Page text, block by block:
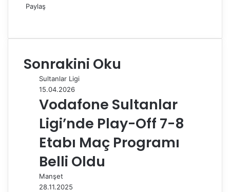
Paylaş
c
b
o
n
e
d
m
r
n
e
r
d
i
t
a
s
A
p
p
l
g
r
a
m
P
s
t
a
i
l
y
l
a
ş
z
ı
r
Sonrakini Oku
Sultanlar Ligi
15.04.2026
Vodafone Sultanlar
Ligi’nde Play-Off 7-8
Etabı Maç Programı
Belli Oldu
Manşet
28.11.2025